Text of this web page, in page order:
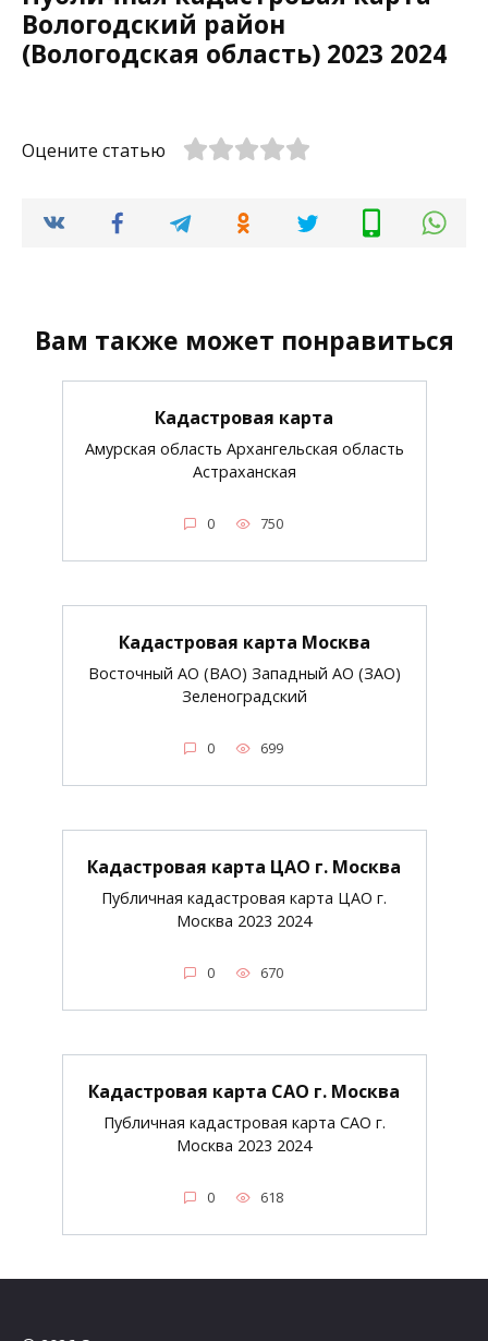
Вологодский район
(Вологодская область) 2023 2024
Оцените статью
Вам также может понравиться
Кадастровая карта
Амурская область Архангельская область
Астраханская
0 750
Кадастровая карта Москва
Восточный АО (ВАО) Западный АО (ЗАО)
Зеленоградский
0 699
Кадастровая карта ЦАО г. Москва
Публичная кадастровая карта ЦАО г.
Москва 2023 2024
0 670
Кадастровая карта САО г. Москва
Публичная кадастровая карта САО г.
Москва 2023 2024
0 618